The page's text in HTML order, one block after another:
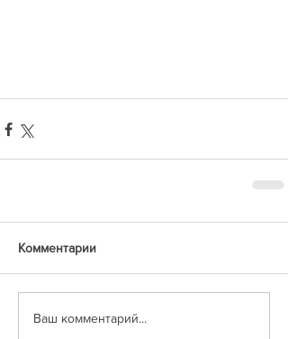
Комментарии
Ваш комментарий...